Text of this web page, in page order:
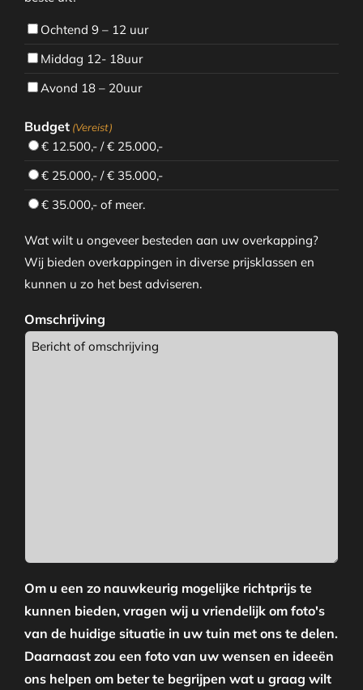
Ochtend 9 – 12 uur
Middag 12- 18uur
Avond 18 – 20uur
Budget (Vereist)
€ 12.500,- / € 25.000,-
€ 25.000,- / € 35.000,-
€ 35.000,- of meer.
Wat wilt u ongeveer besteden aan uw overkapping?
Wij bieden overkappingen in diverse prijsklassen en
kunnen u zo het best adviseren.
Omschrijving
Om u een zo nauwkeurig mogelijke richtprijs te
kunnen bieden, vragen wij u vriendelijk om foto's
van de huidige situatie in uw tuin met ons te delen.
Daarnaast zou een foto van uw wensen en ideeën
ons helpen om beter te begrijpen wat u graag wilt